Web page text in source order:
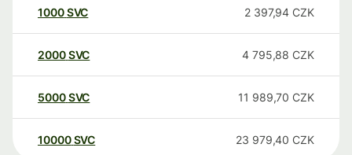
1000SVC 2 397,94 CZK
2000SVC 4 795,88 CZK
5000SVC 11 989,70 CZK
10000 SVC 23 979,40 CZK